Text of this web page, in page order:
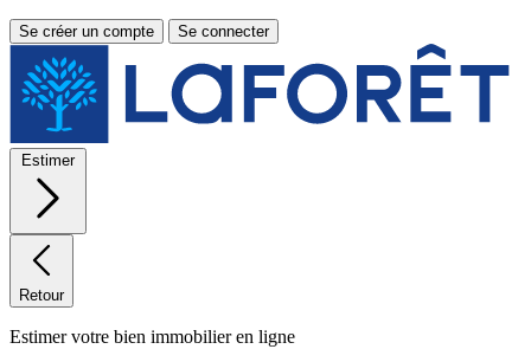
Se créer un compte Se connecter
Estimer
Retour
Estimer votre bien immobilier en ligne